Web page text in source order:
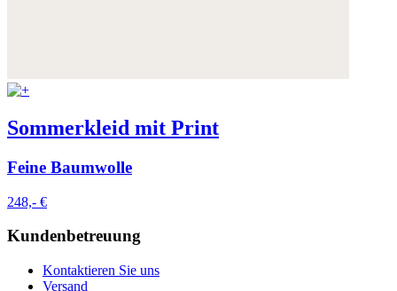
Sommerkleid mit Print
Feine Baumwolle
248,- €
Kundenbetreuung
Kontaktieren Sie uns
Versand